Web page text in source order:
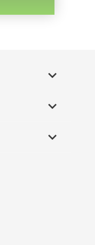


